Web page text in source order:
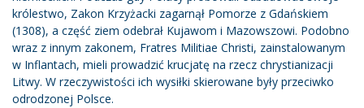
królestwo, Zakon Krzyżacki zagarnął Pomorze z Gdańskiem
(1308), a część ziem odebrał Kujawom i Mazowszowi. Podobno
wraz z innym zakonem, Fratres Militiae Christi, zainstalowanym
w Inflantach, mieli prowadzić krucjatę na rzecz chrystianizacji
Litwy. W rzeczywistości ich wysiłki skierowane były przeciwko
odrodzonej Polsce.